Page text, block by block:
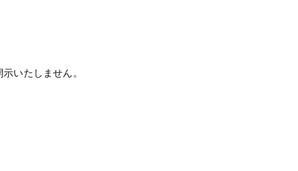
いたしません。